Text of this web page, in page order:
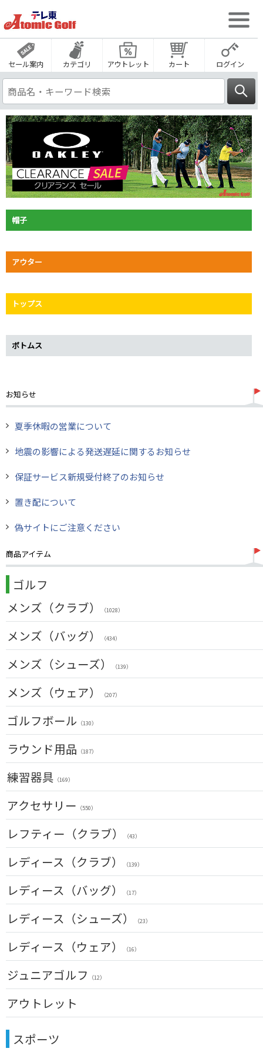
セール案内 カテゴリ アウトレット カート ログイン
帽子
アウター
トップス
ボトムス
お知らせ
夏季休暇の営業について
地震の影響による発送遅延に関するお知らせ
保証サービス新規受付終了のお知らせ
置き配について
偽サイトにご注意ください
商品アイテム
ゴルフ
メンズ（クラブ）
（1028）
クラブセット(右用)
ドライバー(右用)
フェアウェイウッド(右用)
ユーティリティー(右用)
アイアン単品(右用)（91）
ウェッジ(右用)（134）
パター(右用)
チッパー(右用)（13）
USモデル （59）
カスタム
メンズ（バッグ） （434）
キャディバッグ（212）
ボストンバッグ
トートバッグ
カートバッグ（85）
メンズ（シューズ） （139）
メンズ（ウェア） （207）
トップス （55）
ボトムス
アウター
インナー（17）
ソックス（25）
グローブ （45）
その他 （11）
ゴルフボール （130）
ラウンド用品 （187）
GPSナビ
距離測定器
ティー
ボールケース（3）
グリーンフォーク（4）
ネームプレート（6）
傘 （23）
練習器具 （169）
パターマット
スイング練習器
アクセサリー （550）
ヘッドカバー（213）
シューズケース
トラベルケース
ポーチ （12）
ベルト（33）
サングラス（73）
ネックレス （31）
その他（42）
シャフト （27）
レフティー（クラブ） （43）
クラブセット(左用)（1）
ドライバー(左用)
フェアウェイウッド(左用)
ユーティリティー(左用) （3）
アイアン単品(左用)（3）
ウェッジ(左用) （7）
パター(左用)
USモデル
レディース（クラブ） （139）
クラブセット(女性用)
ドライバー(女性用)
フェアウェイウッド(女性用)
ユーティリティー(女性用)
アイアン単品(女性用)（14）
ウェッジ(女性用)
チッパー(女性用)
レディース（バッグ） （17）
キャディバッグ（12）
クラブケース
レディース（シューズ） （23）
レディース（ウェア） （16）
トップス（5）
レインウェア
グローブ
その他
ジュニアゴルフ （12）
アウトレット
ドライバー
スポーツ